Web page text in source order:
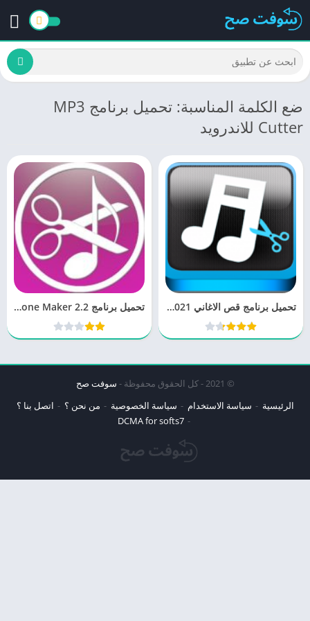
ضع الكلمة المناسبة: تحميل برنامج MP3
Cutter للاندرويد
تحميل برنامج قص الاغاني MP3 CUTTER 2021 للكمبيوتر برابط مباشر تحميل برنامج MP3 Cutter Ringtone Maker 2.2 لصناعة النغمات
© 2021 - كل الحقوق محفوظة -
سوفت صح
الرئيسية
سياسة الاستخدام سياسة الخصوصية من نحن ؟
اتصل بنا ؟
DCMA for softs7